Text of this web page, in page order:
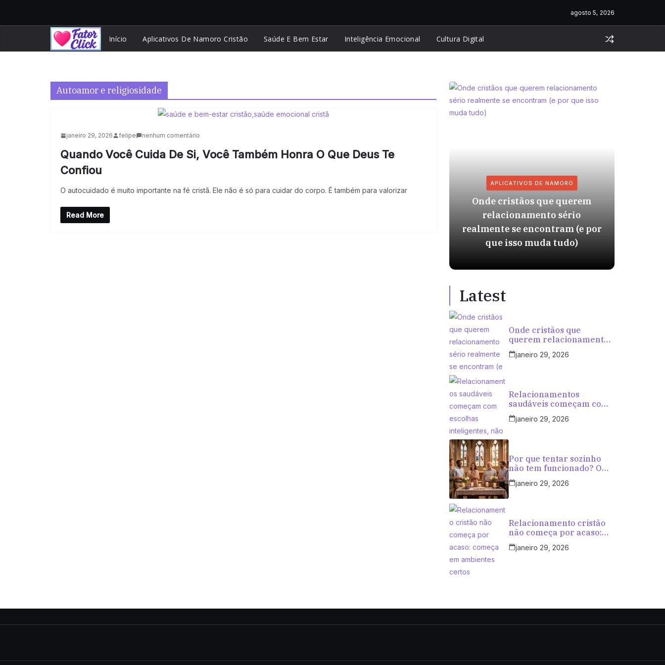
agosto 5, 2026
Início Aplicativos De Namoro Cristão Saúde E Bem Estar Inteligência Emocional Cultura Digital
Autoamor e religiosidade
janeiro 29, 2026 felipe nenhum comentário
Quando Você Cuida De Si, Você Também Honra O Que Deus Te
Confiou
O autocuidado é muito importante na fé cristã. Ele não é só para cuidar do corpo. É também para valorizar
Read More
APLICATIVOS DE NAMORO
Onde cristãos que querem
relacionamento sério
realmente se encontram (e por
que isso muda tudo)
Latest
Onde cristãos que
querem relacionamento
sério realmente se
encontram (e por que
janeiro 29, 2026
Relacionamentos
saudáveis começam com
escolhas inteligentes, não
com tentativas aleatórias
janeiro 29, 2026
Por que tentar sozinho
não tem funcionado? O
caminho mais seguro
para cristãos que querem
amar com propósito
janeiro 29, 2026
Relacionamento cristão
não começa por acaso:
começa em ambientes
certos
janeiro 29, 2026